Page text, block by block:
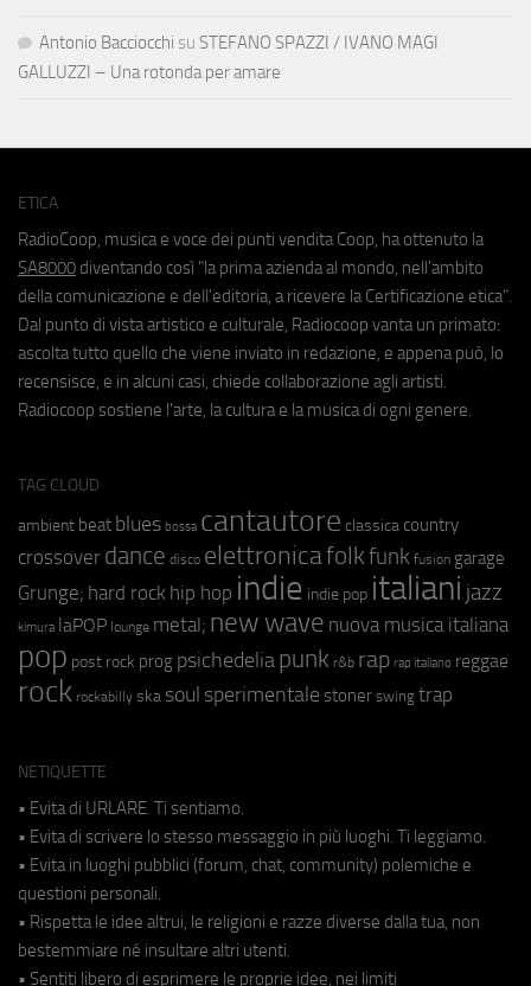
Antonio Bacciocchi su STEFANO SPAZZI / IVANO MAGI
GALLUZZI – Una rotonda per amare
ETICA
RadioCoop, musica e voce dei punti vendita Coop, ha ottenuto la
SA8000 diventando così "la prima azienda al mondo, nell'ambito
della comunicazione e dell'editoria, a ricevere la Certificazione etica".
Dal punto di vista artistico e culturale, Radiocoop vanta un primato:
ascolta tutto quello che viene inviato in redazione, e appena può, lo
recensisce, e in alcuni casi, chiede collaborazione agli artisti.
Radiocoop sostiene l'arte, la cultura e la musica di ogni genere.
TAG CLOUD
ambient beat blues bossa cantautore classica country
crossover dance disco elettronicafolkfunk fusion garage
Grunge; hard rock hip hop indie indie pop italiani jazz
kimura laPOP lounge metal; new wave nuova musica italiana
pop post rock prog psichedeliapunk r&b rap rap italiano reggae
rock rockabilly ska soul sperimentale stoner swing trap
NETIQUETTE
• Evita di URLARE. Ti sentiamo.
• Evita di scrivere lo stesso messaggio in più luoghi. Ti leggiamo.
• Evita in luoghi pubblici (forum, chat, community) polemiche e
questioni personali.
• Rispetta le idee altrui, le religioni e razze diverse dalla tua, non
bestemmiare né insultare altri utenti.
• Sentiti libero di esprimere le proprie idee, nei limiti